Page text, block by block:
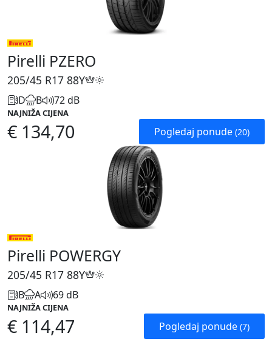
Pirelli PZERO
205/45 R17 88Y
D B 72 dB
NAJNIŽA CIJENA
€ 134,70 Pogledaj ponude (20)
Pirelli POWERGY
205/45 R17 88Y
B A 69 dB
NAJNIŽA CIJENA
€ 114,47 Pogledaj ponude (7)